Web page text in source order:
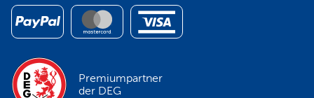
Premiumpartner
der DEG